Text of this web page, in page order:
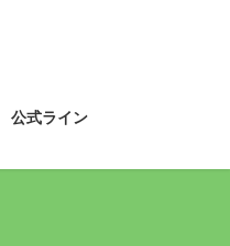
公式ライン